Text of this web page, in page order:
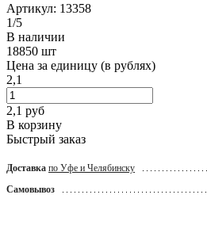
Артикул: 13358
1/5
В наличии
18850 шт
Цена за единицу (в рублях)
2,1
2,1 руб
В корзину
Быстрый заказ
Доставка по Уфе и Челябинску
Самовывоз